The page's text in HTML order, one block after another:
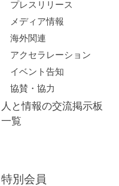
プレスリリース
メディア情報
海外関連
アクセラレーション
イベント告知
協賛・協力
人と情報の交流掲示板
一覧
特別会員